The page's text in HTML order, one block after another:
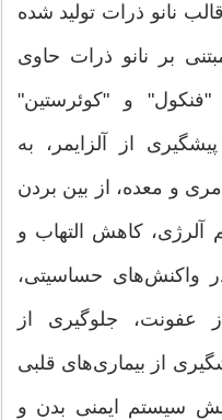
نانو ذرات تولید شده
بر نانو ذرات حاوی
"فنکول" و "کوئرستین"
از آلزایمر، به
و معده، از بین بردن
آلرژی، کاهش التهاب و
واکنش‌های حساسیتی،
عفونت، جلوگیری از
از بیماری‌های قلبی
سیستم ایمنی بدن و